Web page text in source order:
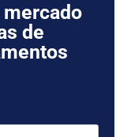
de